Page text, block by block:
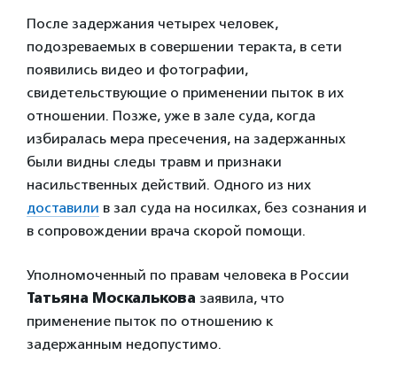
После задержания четырех человек,
подозреваемых в совершении теракта, в сети
появились видео и фотографии,
свидетельствующие о применении пыток в их
отношении. Позже, уже в зале суда, когда
избиралась мера пресечения, на задержанных
были видны следы травм и признаки
насильственных действий. Одного из них
доставили в зал суда на носилках, без сознания и
в сопровождении врача скорой помощи.
Уполномоченный по правам человека в России
Татьяна Москалькова заявила, что
применение пыток по отношению к
задержанным недопустимо.